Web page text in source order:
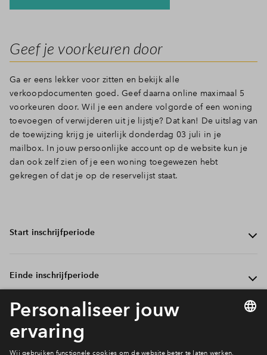
Inloggen
Geef je voorkeuren door
Ga er eens lekker voor zitten en bekijk alle
verkoopdocumenten goed. Geef daarna online maximaal 5
voorkeuren door. Wil je een andere volgorde of een woning
toevoegen of verwijderen uit je lijstje? Dat kan! De uitslag van
de toewijzing krijg je uiterlijk donderdag 03 juli in je
mailbox. In jouw persoonlijke account op de website kun je
dan ook zelf zien of je een woning toegewezen hebt
gekregen of dat je op de reservelijst staat.
Start inschrijfperiode
maximaal 5 bouwnummers van De Holtfeart. Dat doe je
vanuit je wensenlijst of direct vanuit het woningaanbod
op de website. Vergeet niet je financiële check
uploaden bij je inschrijving.
Einde inschrijfperiode
Tijdens de inschrijfperiode kun je jouw voorkeuren zo
vaak aanpassen als je wil. Je kunt bijvoorbeeld de
volgorde aanpassen, voorkeuren verwijderen en
toevoegen. Dat kan uiterlijk tot woensdag 02 juli 12:00,
Wel of geen woning?
Op donderdag 03 juli kun je in je persoonlijke account